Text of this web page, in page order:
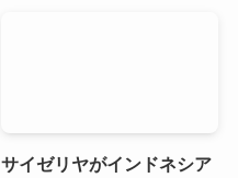
サイゼリヤがインドネシア